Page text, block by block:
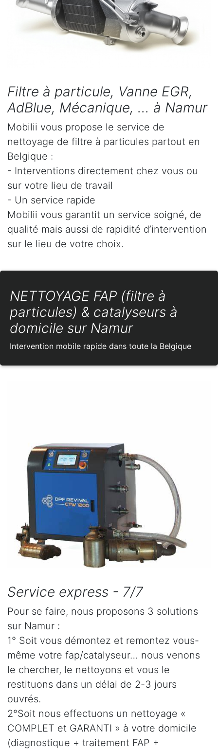
Filtre à particule, Vanne EGR,
AdBlue, Mécanique, ... à Namur
Mobilii vous propose le service de
nettoyage de filtre à particules partout en
Belgique :
- Interventions directement chez vous ou
sur votre lieu de travail
- Un service rapide
Mobilii vous garantit un service soigné, de
qualité mais aussi de rapidité d’intervention
sur le lieu de votre choix.
NETTOYAGE FAP (filtre à
particules) & catalyseurs à
domicile sur Namur
Intervention mobile rapide dans toute la Belgique
Service express - 7/7
Pour se faire, nous proposons 3 solutions
sur Namur :
1° Soit vous démontez et remontez vous-
même votre fap/catalyseur… nous venons
le chercher, le nettoyons et vous le
restituons dans un délai de 2-3 jours
ouvrés.
2°Soit nous effectuons un nettoyage «
COMPLET et GARANTI » à votre domicile
(diagnostique + traitement FAP +